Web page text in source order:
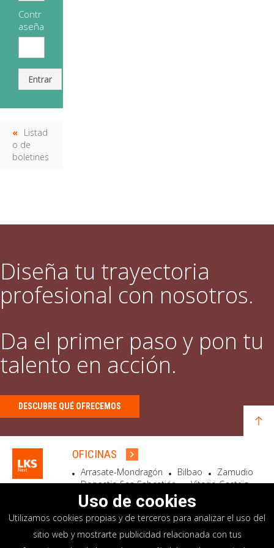
Contr
aseña
Entrar
Listad
o de
boletines
Diseña tu trayectoria
profesional con nosotros.
Da el primer paso y pon tu
talento en acción.
DESCUBRE QUÉ OFRECEMOS
OFICINAS
Arrasate-Mondragón Bilbao
Zamudio
Donostia-San Sebastián
Vitoria-Gasteiz
Madrid
El Astillero Bidart
SEDE SOCIAL
Goiru, 7 Arrasate-Mondragón
Uso de cookies
Utilizamos cookies propias y de terceros para analizar el uso del
sitio web y mostrarte publicidad relacionada con tus